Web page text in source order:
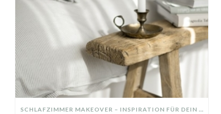
SCHLAFZIMMER MAKEOVER – INSPIRATION FÜR DEIN SCHLAFZIMMER: AUS ALT MACH NEU – HELL, GEMÜTLICH UND EINLADEND